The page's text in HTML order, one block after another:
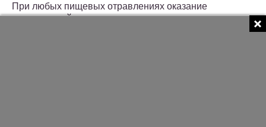
При любых пищевых отравлениях оказание
немедленной помощи часто играет решающую роль.